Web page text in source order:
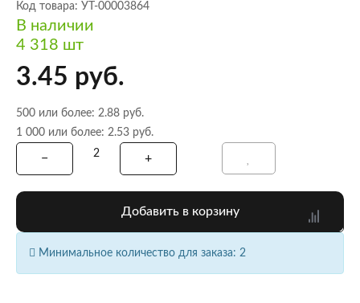
Код товара: УТ-00003864
В наличии
4 318 шт
3.45 руб.
500 или более: 2.88 руб.
1 000 или более: 2.53 руб.
Добавить в корзину
Минимальное количество для заказа: 2